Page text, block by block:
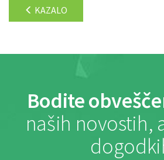
KAZALO
Bodite
naših novostih,